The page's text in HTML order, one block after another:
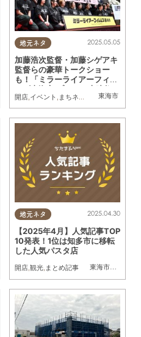
地元ネタ
東海市
2025.05.05
加藤浩次監督・加藤シゲアキ
監督らの豪華トークショー
も！「ミラーライアーフィル
ムズ東海市 プレミア上映祭」
徹底レポート【5/4(日祝)】
開店, イベント まちネタ 行ってみたレポ
KURUTOHP
地元ネタ
東海市
,大府市
2025.04.30
【2025年4月】人気記事TOP
10発表！1位は知多市に移転
した人気パスタ店
開店,観光, まとめ記事